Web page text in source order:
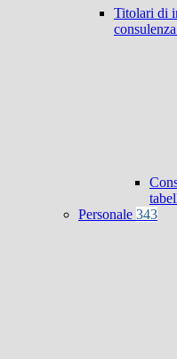
Titolari di
consulenza
Personale 343